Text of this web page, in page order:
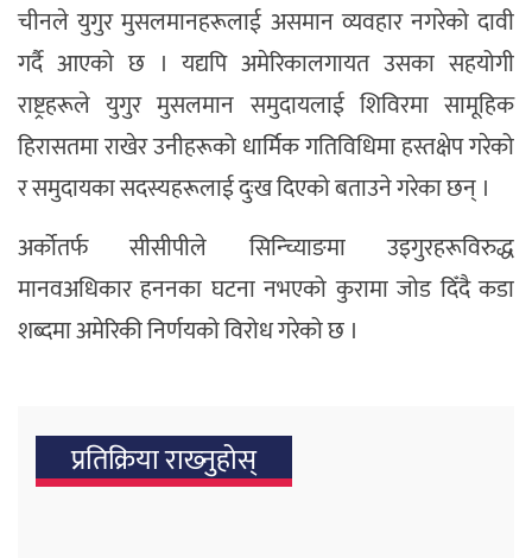
चीनले युगुर मुसलमानहरूलाई असमान व्यवहार नगरेको दावी
गर्दै आएको छ । यद्यपि अमेरिकालगायत उसका सहयोगी
राष्ट्रहरूले युगुर मुसलमान समुदायलाई शिविरमा सामूहिक
हिरासतमा राखेर उनीहरूको धार्मिक गतिविधिमा हस्तक्षेप गरेको
र समुदायका सदस्यहरूलाई दुःख दिएको बताउने गरेका छन् ।
अर्कोतर्फ सीसीपीले सिन्च्यिाङमा उइगुरहरूविरुद्ध
मानवअधिकार हननका घटना नभएको कुरामा जोड दिँदै कडा
शब्दमा अमेरिकी निर्णयको विरोध गरेको छ ।
प्रतिक्रिया राख्‍नुहोस्